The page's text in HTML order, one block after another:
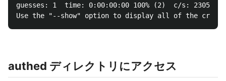
guesses: 1  time: 0:00:00:00 100% (2)  c/s:
authed ディレクトリにアクセス